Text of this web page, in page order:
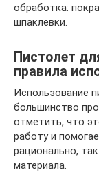
обработка:
шпаклевки.
Пистолет
правила
Использование
большинство
отметить, что
работу и
рационально,
материала.